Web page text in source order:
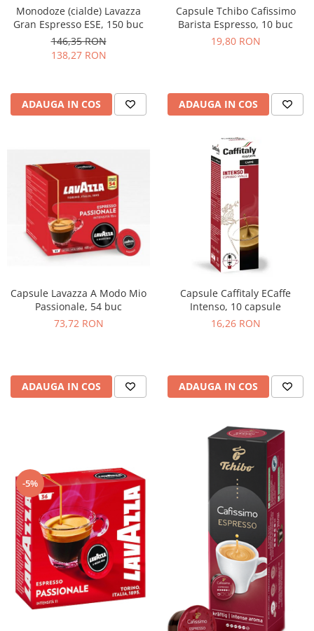
Monodoze (cialde) Lavazza
Gran Espresso ESE, 150 buc
146,35 RON
138,27 RON
ADAUGA IN COS
Capsule Tchibo Cafissimo
Barista Espresso, 10 buc
19,80 RON
ADAUGA IN COS
Capsule Lavazza A Modo Mio
Passionale, 54 buc
73,72 RON
ADAUGA IN COS
Capsule Caffitaly ECaffe
Intenso, 10 capsule
16,26 RON
ADAUGA IN COS
-5%